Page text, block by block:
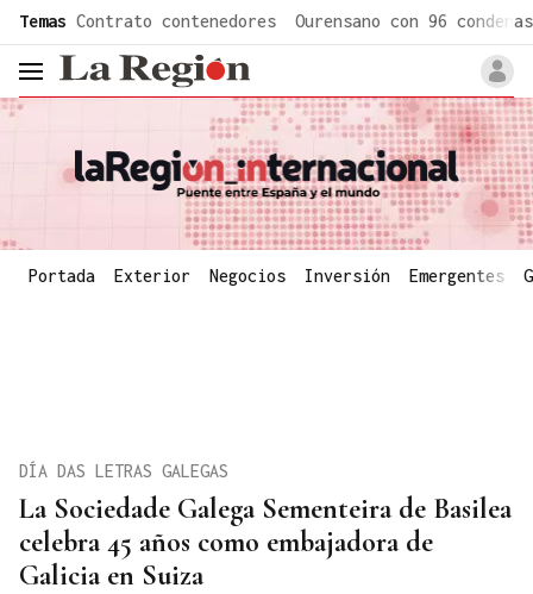
Temas Contrato contenedores Ourensano con 96 condenas
header.menu.open
Portada Exterior Negocios Inversión Emergentes
La Sociedade Galega Sementeira de Basilea
celebra 45 años como embajadora de
Galicia en Suiza
DÍA DAS LETRAS GALEGAS